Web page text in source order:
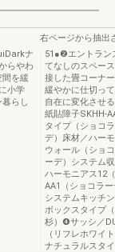
ナ
らやわ
を緩
小学
らし
右ページから抽出
51●❷エントラン
てなしのスペー
接した畳コーナ
緩やかに仕切っ
自在に変化させ
紙貼障子SKHH-
タイプ（ショコ
デ）床材／ハー
ウォール（ショ
ーデ）システム
ハーモニアス12
AA1（ショコラ
システムキッチ
ボックスタイプ
杉）❹サッシ／
（リフレホワイ
ナチュラルスタ